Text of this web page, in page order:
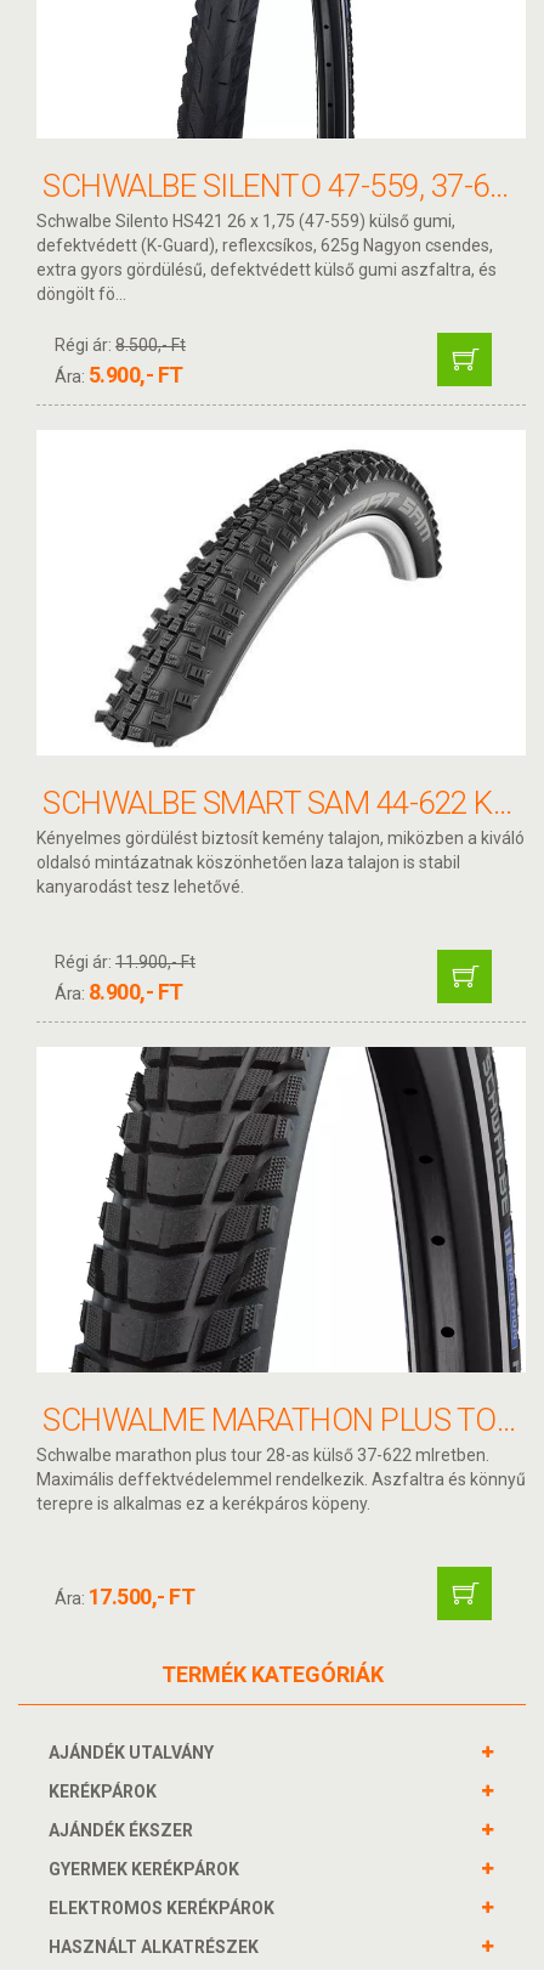
SCHWALBE SILENTO 47-559, 37-622 KÖPENY
Schwalbe Silento HS421 26 x 1,75 (47-559) külső gumi,
defektvédett (K-Guard), reflexcsíkos, 625g Nagyon csendes,
extra gyors gördülésű, defektvédett külső gumi aszfaltra, és
döngölt fö...
Régi ár: 8.500,- Ft
Ára: 5.900,- FT
SCHWALBE SMART SAM 44-622 KÖPENY
Kényelmes gördülést biztosít kemény talajon, miközben a kiváló
oldalsó mintázatnak köszönhetően laza talajon is stabil
kanyarodást tesz lehetővé.
Régi ár: 11.900,- Ft
Ára: 8.900,- FT
SCHWALME MARATHON PLUS TOUR 37-622 KÜLSŐ
Schwalbe marathon plus tour 28-as külső 37-622 mlretben.
Maximális deffektvédelemmel rendelkezik. Aszfaltra és könnyű
terepre is alkalmas ez a kerékpáros köpeny.
Ára: 17.500,- FT
TERMÉK KATEGÓRIÁK
AJÁNDÉK UTALVÁNY
KERÉKPÁROK
AJÁNDÉK ÉKSZER
GYERMEK KERÉKPÁROK
ELEKTROMOS KERÉKPÁROK
HASZNÁLT ALKATRÉSZEK